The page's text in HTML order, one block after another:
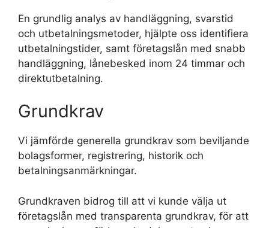
En grundlig analys av handläggning, svarstid
och utbetalningsmetoder, hjälpte oss identifiera
utbetalningstider, samt företagslån med snabb
handläggning, lånebesked inom 24 timmar och
direktutbetalning.
Grundkrav
Vi jämförde generella grundkrav som beviljande
bolagsformer, registrering, historik och
betalningsanmärkningar.
Grundkraven bidrog till att vi kunde välja ut
företagslån med transparenta grundkrav, för att